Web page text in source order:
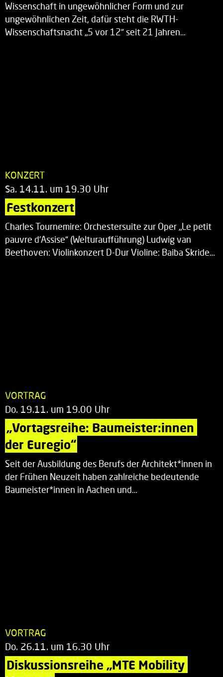
Wissenschaft in ungewöhnlicher Form und zur
ungewöhnlichen Zeit, dafür steht die RWTH-
Wissenschaftsnacht „5 vor 12“ seit 21 Jahren…
KONZERT
Sa. 14.11. um 19.30 Uhr
Festkonzert
Charles Tournemire: Orchestersuite zur Oper „Le petit
pauvre d’Assise“ (Welturaufführung) Ludwig van
Beethoven: Violinkonzert D-Dur Violine: Baiba Skride…
VORTRAG
Do. 19.11. um 19.00 Uhr
„Vortagsreihe: Baumeister:innen
der Euregio“
Seit der Ausbildung des Berufs der Architekt*innen in
der Frühen Neuzeit haben zahlreiche bedeutende
Baumeister*innen in Aachen und…
VORTRAG
Do. 26.11. um 16.30 Uhr
Diskussionsreihe „MTE Mobility